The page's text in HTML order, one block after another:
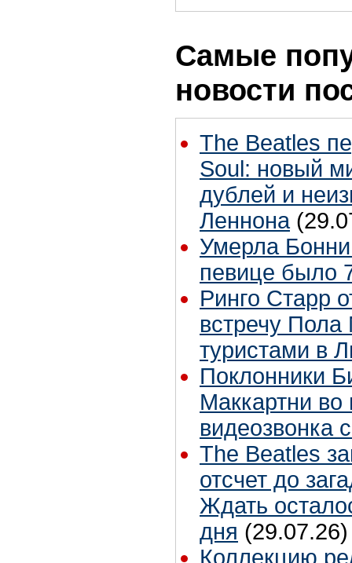
Самые
новости
The Beatles
Soul: новый
дублей и
Леннона
Умерла
певице было
Ринго Старр
встречу Пола
туристами в
Поклонники
Маккартни во
видеозвонка
The Beatles
отсчет до
Ждать
дня (29.07.26)
Коллекцию